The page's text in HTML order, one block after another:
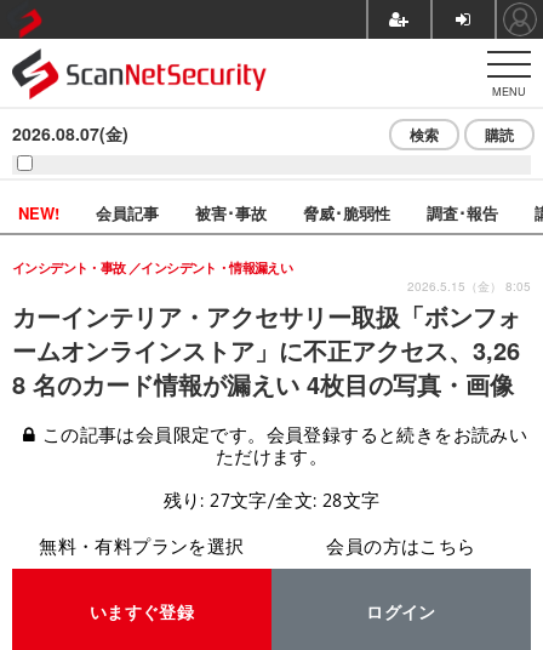
MENU
2026.08.07(金) 検索 購読
NEW! 会員記事 被害･事故 脅威･脆弱性 調査･報告
カーインテリア・アクセサリー取扱「ボンフォ
ームオンラインストア」に不正アクセス、3,26
8 名のカード情報が漏えい 4枚目の写真・画像
インシデント・事故 インシデント・情報漏えい
2026.5.15（金） 8:05
この記事は会員限定です。会員登録すると続きをお読みい
ただけます。
残り: 27文字/全文: 28文字
無料・有料プランを選択
いますぐ登録
会員の方はこちら
ログイン